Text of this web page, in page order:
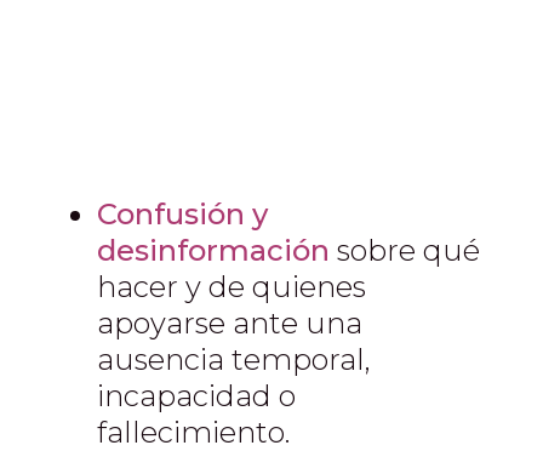
Confusión y
desinformación sobre qué
hacer y de quienes
apoyarse ante una
ausencia temporal,
incapacidad o
fallecimiento.